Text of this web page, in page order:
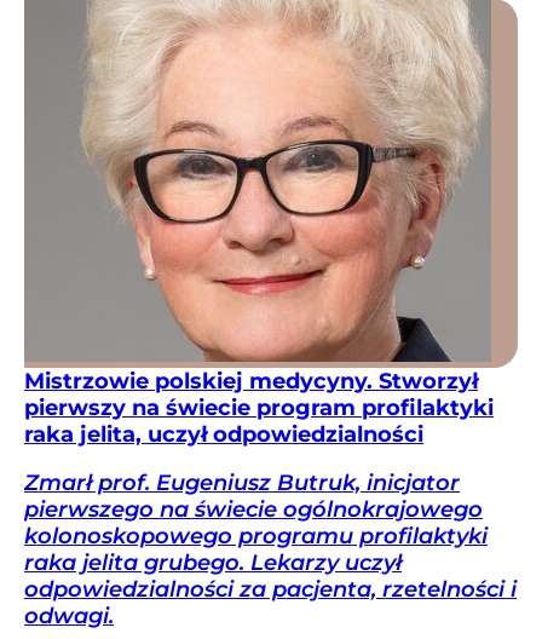
Mistrzowie polskiej medycyny. Stworzył
pierwszy na świecie program profilaktyki
raka jelita, uczył odpowiedzialności
Zmarł prof. Eugeniusz Butruk, inicjator
pierwszego na świecie ogólnokrajowego
kolonoskopowego programu profilaktyki
raka jelita grubego. Lekarzy uczył
odpowiedzialności za pacjenta, rzetelności i
odwagi.